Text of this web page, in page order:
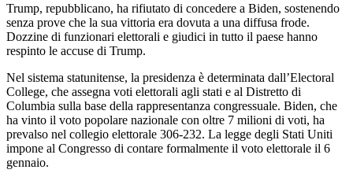
Trump, repubblicano, ha rifiutato di concedere a Biden, sostenendo
senza prove che la sua vittoria era dovuta a una diffusa frode.
Dozzine di funzionari elettorali e giudici in tutto il paese hanno
respinto le accuse di Trump.
Nel sistema statunitense, la presidenza è determinata dall’Electoral
College, che assegna voti elettorali agli stati e al Distretto di
Columbia sulla base della rappresentanza congressuale. Biden, che
ha vinto il voto popolare nazionale con oltre 7 milioni di voti, ha
prevalso nel collegio elettorale 306-232. La legge degli Stati Uniti
impone al Congresso di contare formalmente il voto elettorale il 6
gennaio.